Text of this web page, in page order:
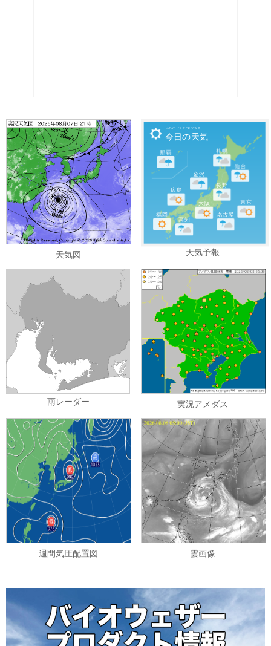
天気図
 Weather Forecast
今日の天気
札幌
仙台
金沢
東京
長野
名古屋
大阪
広島
高知
福岡
那覇
天気予報
雨レーダー 実況アメダス
週間気圧配置図 雲画像